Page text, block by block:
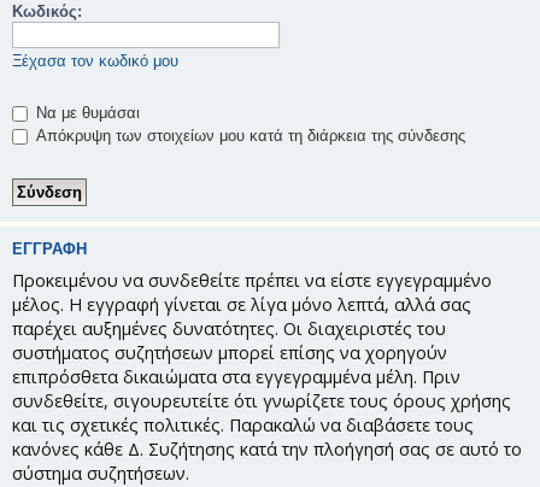
Κωδικός:
Ξέχασα τον κωδικό μου
Να με θυμάσαι
Απόκρυψη των στοιχείων μου κατά τη διάρκεια της σύνδεσης
ΕΓΓΡΑΦΉ
Προκειμένου να συνδεθείτε πρέπει να είστε εγγεγραμμένο
μέλος. Η εγγραφή γίνεται σε λίγα μόνο λεπτά, αλλά σας
παρέχει αυξημένες δυνατότητες. Οι διαχειριστές του
συστήματος συζητήσεων μπορεί επίσης να χορηγούν
επιπρόσθετα δικαιώματα στα εγγεγραμμένα μέλη. Πριν
συνδεθείτε, σιγουρευτείτε ότι γνωρίζετε τους όρους χρήσης
και τις σχετικές πολιτικές. Παρακαλώ να διαβάσετε τους
κανόνες κάθε Δ. Συζήτησης κατά την πλοήγησή σας σε αυτό το
σύστημα συζητήσεων.